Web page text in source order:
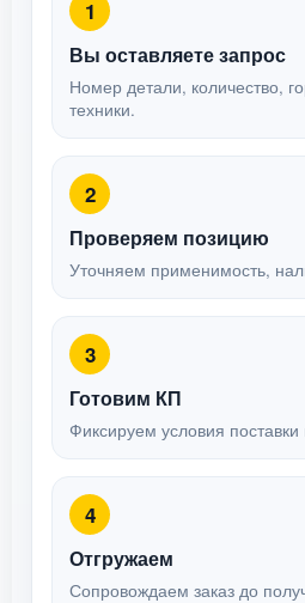
1
Вы оставляете запрос
Номер детали, количество,
техники.
2
Проверяем позицию
Уточняем применимость,
3
Готовим КП
Фиксируем условия
4
Отгружаем
Сопровождаем заказ до